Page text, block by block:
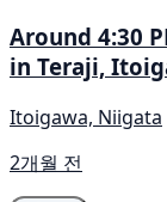
Around 4:30
in Teraji,
Itoigawa, Niigata
2개월 전